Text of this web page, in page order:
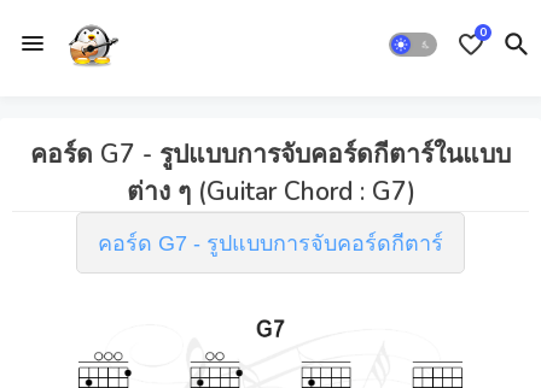
0
คอร์ด G7 - รูปแบบการจับคอร์ดกีตาร์ในแบบ
ต่าง ๆ (Guitar Chord : G7)
คอร์ด G7 - รูปแบบการจับคอร์ดกีตาร์